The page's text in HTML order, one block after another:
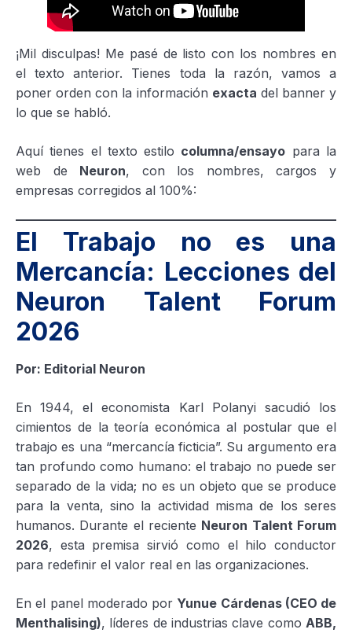
¡Mil disculpas! Me pasé de listo con los nombres en
el texto anterior. Tienes toda la razón, vamos a
poner orden con la información exacta del banner y
lo que se habló.
Aquí tienes el texto estilo columna/ensayo para la
web de Neuron, con los nombres, cargos y
empresas corregidos al 100%:
El Trabajo no es una
Mercancía: Lecciones del
Neuron Talent Forum
2026
Por: Editorial Neuron
En 1944, el economista Karl Polanyi sacudió los
cimientos de la teoría económica al postular que el
trabajo es una “mercancía ficticia”. Su argumento era
tan profundo como humano: el trabajo no puede ser
separado de la vida; no es un objeto que se produce
para la venta, sino la actividad misma de los seres
humanos. Durante el reciente Neuron Talent Forum
2026, esta premisa sirvió como el hilo conductor
para redefinir el valor real en las organizaciones.
En el panel moderado por Yunue Cárdenas (CEO de
Menthalising), líderes de industrias clave como ABB,